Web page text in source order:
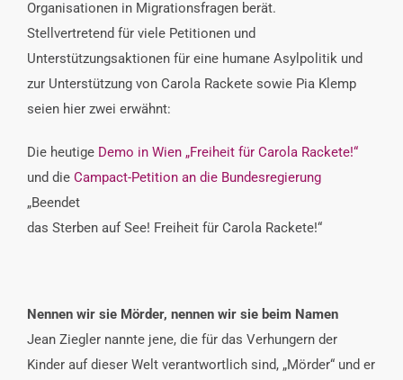
Organisationen in Migrationsfragen berät.
Stellvertretend für viele Petitionen und
Unterstützungsaktionen für eine humane Asylpolitik und
zur Unterstützung von Carola Rackete sowie Pia Klemp
seien hier zwei erwähnt:
Die heutige Demo in Wien „Freiheit für Carola Rackete!“
und die Campact-Petition an die Bundesregierung
„Beendet
das Sterben auf See! Freiheit für Carola Rackete!“
Nennen wir sie Mörder, nennen wir sie beim Namen
Jean Ziegler nannte jene, die für das Verhungern der
Kinder auf dieser Welt verantwortlich sind, „Mörder“ und er